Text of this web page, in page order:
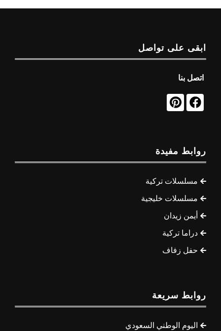
ابقى على تواصل
اتصل بنا
روابط مفيدة
مسلسلات تركية
مسلسلات خليجية
أيمن زيدان
دراما تركية
حفل زفاف
روابط سريعة
اليوم الوطني السعودي